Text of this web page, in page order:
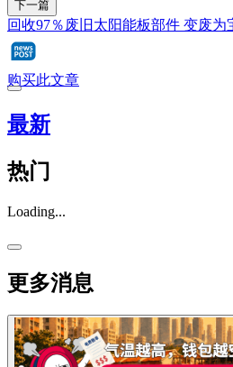
下一篇
回收97％废旧太阳能板部件 变废为
购买此文章
最新
热门
Loading...
更多消息